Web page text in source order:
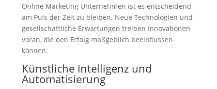
Online Marketing Unternehmen ist es entscheidend,
am Puls der Zeit zu bleiben. Neue Technologien und
gesellschaftliche Erwartungen treiben Innovationen
voran, die den Erfolg maßgeblich beeinflussen
können.
Künstliche Intelligenz und
Automatisierung